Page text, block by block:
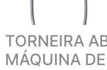
TORNEIRA
MÁQUINA